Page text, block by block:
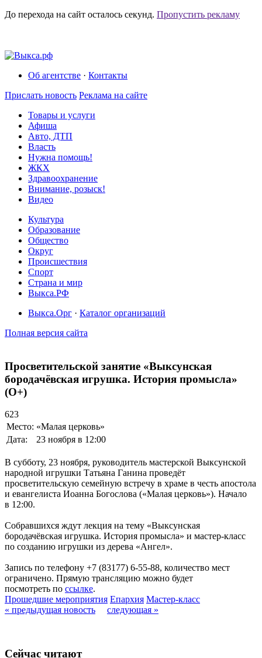
До перехода на сайт осталось секунд. Пропустить рекламу
Об агентстве · Контакты
Прислать новость Реклама на сайте
Товары и услуги
Афиша
Авто, ДТП
Власть
Нужна помощь!
ЖКХ
Здравоохранение
Внимание, розыск!
Видео
Культура
Образование
Общество
Округ
Происшествия
Спорт
Страна и мир
Выкса.РФ
Выкса.Орг · Каталог организаций
Полная версия сайта
Просветительской занятие «Выксунская
бородачёвская игрушка. История промысла»
(O+)
623
Место: «Малая церковь»
Дата:
23 ноября в 12:00
В субботу, 23 ноября, руководитель мастерской Выксунской
народной игрушки Татьяна Ганина проведёт
просветительскую семейную встречу в храме в честь апостола
и евангелиста Иоанна Богослова («Малая церковь»). Начало
в 12:00.
Собравшихся ждут лекция на тему «Выксунская
бородачёвская игрушка. История промысла» и мастер-класс
по созданию игрушки из дерева «Ангел».
Запись по телефону +7 (83177) 6-55-88, количество мест
ограничено. Прямую трансляцию можно будет
посмотреть по ссылке.
Прошедшие мероприятия Епархия Мастер-класс
« предыдущая новость
следующая »
Сейчас читают